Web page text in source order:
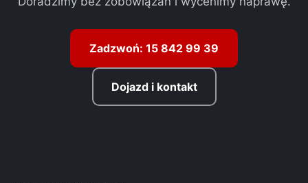
Zadzwoń: 15 842 99 39
Dojazd i kontakt